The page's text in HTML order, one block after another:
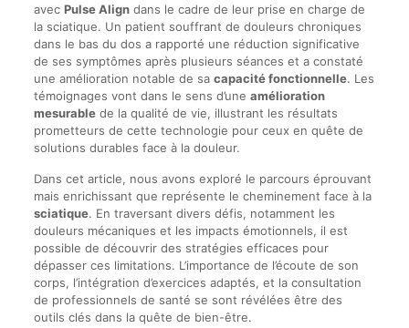
avec Pulse Aligndans le cadre de leur prise en charge de
la sciatique. Un patient souffrant de douleurs chroniques
dans le bas du dos a rapporté une réduction significative
de ses symptômes après plusieurs séances et a constaté
une amélioration notable de sa capacité fonctionnelle. Les
témoignages vont dans le sens d’une amélioration
mesurablede la qualité de vie, illustrant les résultats
prometteurs de cette technologie pour ceux en quête de
solutions durables face à la douleur.
Dans cet article, nous avons exploré le parcours éprouvant
mais enrichissant que représente le cheminement face à la
sciatique. En traversant divers défis, notamment les
douleurs mécaniques et les impacts émotionnels, il est
possible de découvrir des stratégies efficaces pour
dépasser ces limitations. L’importance de l’écoute de son
corps, l’intégration d’exercices adaptés, et la consultation
de professionnels de santé se sont révélées être des
outils clés dans la quête de bien-être.